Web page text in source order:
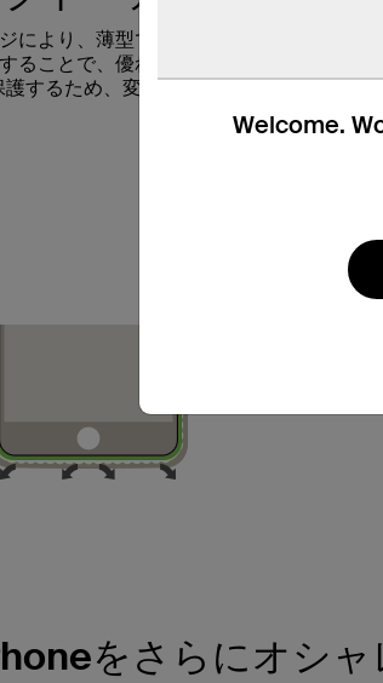
Welcome.
により、薄型でiPhoneにジャストフィッ
ることで、優れた衝撃吸収が実現されて
するため、変色を防止し、強度と美し
をさらにオシャ